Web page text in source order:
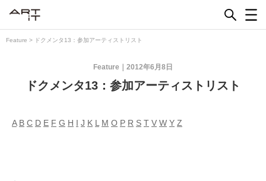
Feature > ドクメンタ13：参加アーティストリスト
2012年6月8日
Feature
ドクメンタ13：参加アーティストリスト
A B C D E F G H I J K L M O P R S T V W Y Z